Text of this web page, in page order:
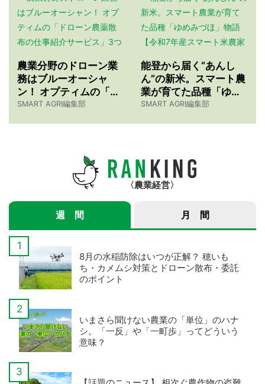
農業分野のドローン業
務はブルーオーシャ
ン！ オプティムの「ド
ローン農薬散布の仕事
SMART AGRI編集部
能登から届く“あんし
ん”の新米。スマート農
業が育てた品種「ゆめ
みづほ」物語 【令和7
SMART AGRI編集部
農業経営
週 間 月 間
8月の水稲防除はいつが正解？ 穂いも
ち・カメムシ対策とドローン散布・委託
のポイント
いまさら聞けない農業の「単位」のハナ
シ。「一反」や「一町歩」ってどういう
意味？